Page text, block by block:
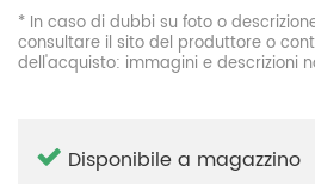
* In caso di dubbi su foto o
consultare il sito del produttore o
dell'acquisto: immagini e descrizioni
Disponibile a magazzino